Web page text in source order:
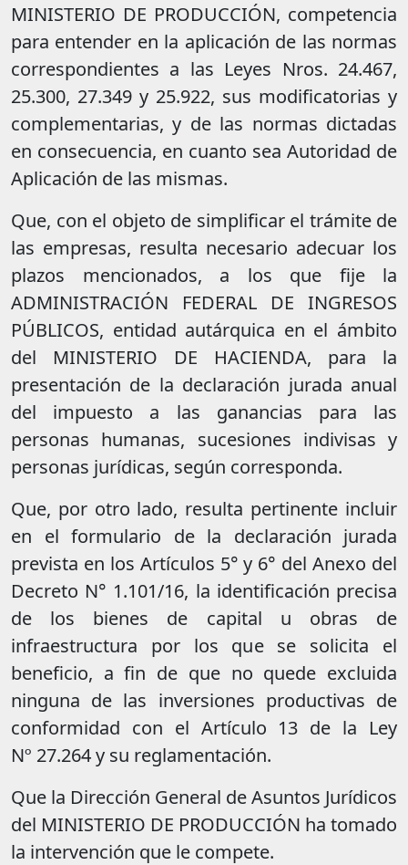
MINISTERIO DE PRODUCCIÓN, competencia
para entender en la aplicación de las normas
correspondientes a las Leyes Nros. 24.467,
25.300, 27.349 y 25.922, sus modificatorias y
complementarias, y de las normas dictadas
en consecuencia, en cuanto sea Autoridad de
Aplicación de las mismas.
Que, con el objeto de simplificar el trámite de
las empresas, resulta necesario adecuar los
plazos mencionados, a los que fije la
ADMINISTRACIÓN FEDERAL DE INGRESOS
PÚBLICOS, entidad autárquica en el ámbito
del MINISTERIO DE HACIENDA, para la
presentación de la declaración jurada anual
del impuesto a las ganancias para las
personas humanas, sucesiones indivisas y
personas jurídicas, según corresponda.
Que, por otro lado, resulta pertinente incluir
en el formulario de la declaración jurada
prevista en los Artículos 5° y 6° del Anexo del
Decreto N° 1.101/16, la identificación precisa
de los bienes de capital u obras de
infraestructura por los que se solicita el
beneficio, a fin de que no quede excluida
ninguna de las inversiones productivas de
conformidad con el Artículo 13 de la Ley
Nº 27.264 y su reglamentación.
Que la Dirección General de Asuntos Jurídicos
del MINISTERIO DE PRODUCCIÓN ha tomado
la intervención que le compete.